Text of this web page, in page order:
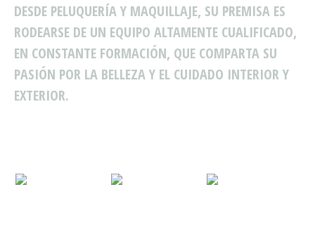
DESDE PELUQUERÍA Y MAQUILLAJE, SU PREMISA ES
RODEARSE DE UN EQUIPO ALTAMENTE CUALIFICADO,
EN CONSTANTE FORMACIÓN, QUE COMPARTA SU
PASIÓN POR LA BELLEZA Y EL CUIDADO INTERIOR Y
EXTERIOR.